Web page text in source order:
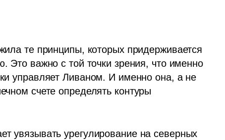
те принципы, которых придерживается
Это важно с той точки зрения, что именно
управляет Ливаном. И именно она, а не
счете определять контуры
увязывать урегулирование на северных